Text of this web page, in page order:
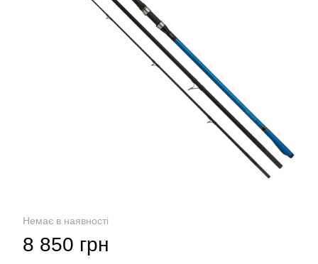
Немає в наявності
8 850 грн